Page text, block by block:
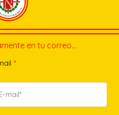
en tu correo…
*